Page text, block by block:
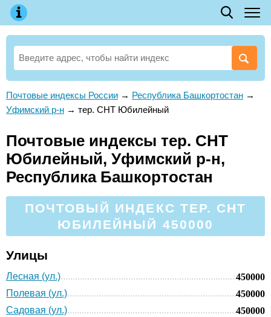
Почтовые индексы России → Республика Башкортостан →
Уфимский р-н → тер. СНТ Юбилейный
Почтовые индексы тер. СНТ
Юбилейный, Уфимский р-н,
Республика Башкортостан
ПОЧТОВЫЙ ИНДЕКС ТЕР. СНТ
ЮБИЛЕЙНЫЙ 450000
Улицы
Лесная (ул.)
450000
Полевая (ул.)
450000
Садовая (ул.)
450000